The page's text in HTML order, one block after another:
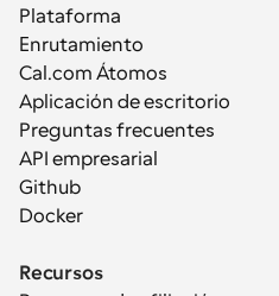
Plataforma
Enrutamiento
Cal.com Átomos
Aplicación de escritorio
Preguntas frecuentes
API empresarial
Github
Docker
Recursos